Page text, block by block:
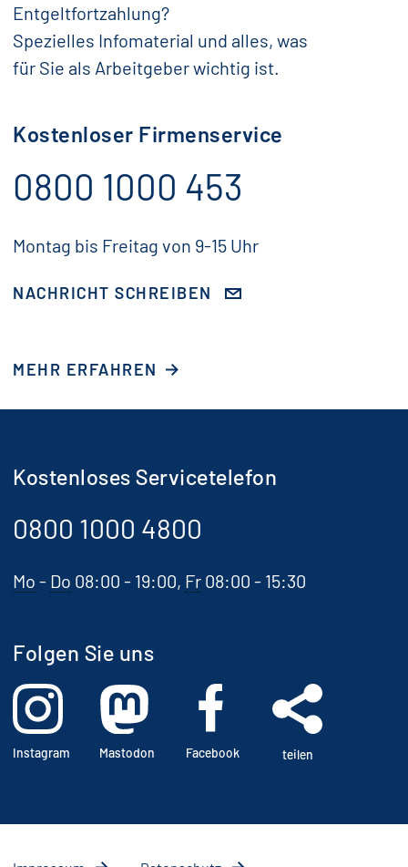
Entgeltfortzahlung?
Spezielles Infomaterial und alles, was
für Sie als Arbeitgeber wichtig ist.
Kostenloser Firmenservice
0800 1000 453
Montag bis Freitag von 9-15 Uhr
NACHRICHT SCHREIBEN
MEHR ERFAHREN
Kostenloses Servicetelefon
0800 1000 4800
Mo - Do 08:00 - 19:00, Fr 08:00 - 15:30
Folgen Sie uns
Instagram Mastodon Facebook teilen